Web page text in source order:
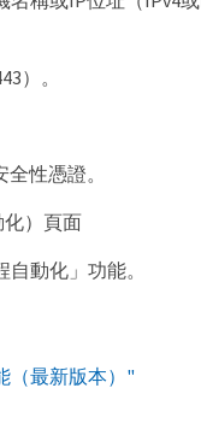
）。
性憑證。
）頁面
動化」功能。
（最新版本）"